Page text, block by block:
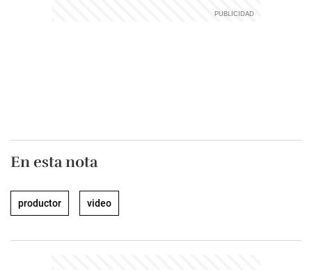
En esta nota
productor video